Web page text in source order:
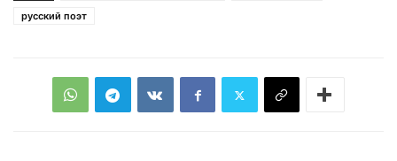
русский поэт